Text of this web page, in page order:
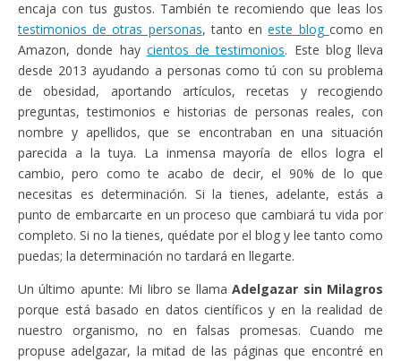
encaja con tus gustos. También te recomiendo que leas los
testimonios de otras personas, tanto eneste blog como en
Amazon, donde hay cientos de testimonios. Este blog lleva
desde 2013 ayudando a personas como tú con su problema
de obesidad, aportando artículos, recetas y recogiendo
preguntas, testimonios e historias de personas reales, con
nombre y apellidos, que se encontraban en una situación
parecida a la tuya. La inmensa mayoría de ellos logra el
cambio, pero como te acabo de decir, el 90% de lo que
necesitas es determinación. Si la tienes, adelante, estás a
punto de embarcarte en un proceso que cambiará tu vida por
completo. Si no la tienes, quédate por el blog y lee tanto como
puedas; la determinación no tardará en llegarte.
Un último apunte: Mi libro se llamaAdelgazar sin Milagros
porque está basado en datos científicos y en la realidad de
nuestro organismo, no en falsas promesas. Cuando me
propuse adelgazar, la mitad de las páginas que encontré en